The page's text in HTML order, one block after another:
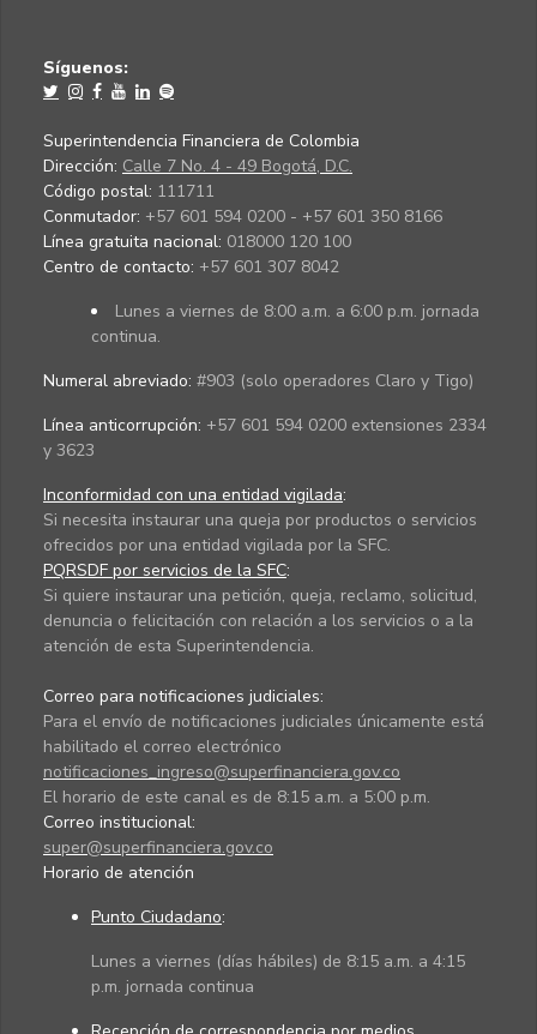
Síguenos:
Superintendencia Financiera de Colombia
Dirección: Calle 7 No. 4 - 49 Bogotá, D.C.
Código postal: 111711
Conmutador: +57 601 594 0200 - +57 601 350 8166
Línea gratuita nacional: 018000 120 100
Centro de contacto: +57 601 307 8042
Lunes a viernes de 8:00 a.m. a 6:00 p.m. jornada
continua.
Numeral abreviado: #903 (solo operadores Claro y Tigo)
Línea anticorrupción: +57 601 594 0200 extensiones 2334
y 3623
Inconformidad con una entidad vigilada:
Si necesita instaurar una queja por productos o servicios
ofrecidos por una entidad vigilada por la SFC.
PQRSDF por servicios de la SFC:
Si quiere instaurar una petición, queja, reclamo, solicitud,
denuncia o felicitación con relación a los servicios o a la
atención de esta Superintendencia.
Correo para notificaciones judiciales:
Para el envío de notificaciones judiciales únicamente está
habilitado el correo electrónico
notificaciones_ingreso@superfinanciera.gov.co
El horario de este canal es de 8:15 a.m. a 5:00 p.m.
Correo institucional:
super@superfinanciera.gov.co
Horario de atención
Punto Ciudadano:
Lunes a viernes (días hábiles) de 8:15 a.m. a 4:15
p.m. jornada continua